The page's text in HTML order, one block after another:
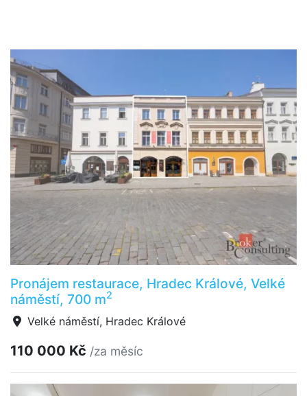
Pronájem restaurace, Hradec Králové, Velké
náměstí, 700 m2
Velké náměstí, Hradec Králové
110 000 Kč /za měsíc